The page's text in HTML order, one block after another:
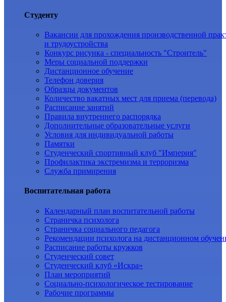
Студенту
Вакансии для прохождения производственной
и трудоустройства
Конкурс рисунка - специальность "Строитель"
Меры социальной поддержки
Дистанционное обучение
Телефон доверия
Образцы документов
Количество вакатных мест для приема (перевода)
Расписание занятий
Правила внутреннего распорядка
Дополнительные образовательные услуги
Условия для индивидуальной работы
Памятки
Студенческий спортивный клуб "Империя"
Профилактика экстремизма и терроризма
Служба примирения
Воспитательная работа
Календарный план воспитательной работы
Страничка психолога
Страничка социального педагога
Рекомендации психолога на дистанционном
Расписание работы кружков
Студенческий совет
Студенческий клуб «Искра»
План мероприятий
Социально-психологическое тестирование
Рабочие программы